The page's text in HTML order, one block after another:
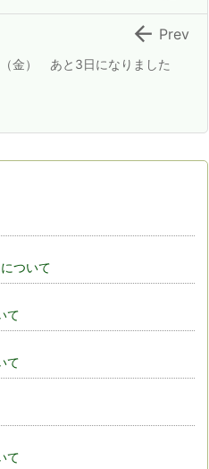
（金） あと3日になりました
 Prev
ついて
て
て
て